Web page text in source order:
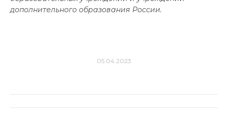
дополнительного образования России.
05.04.2023
Навигация